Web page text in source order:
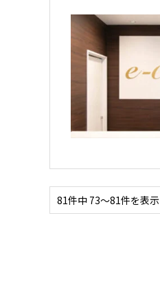
81件中 73〜81件を表示